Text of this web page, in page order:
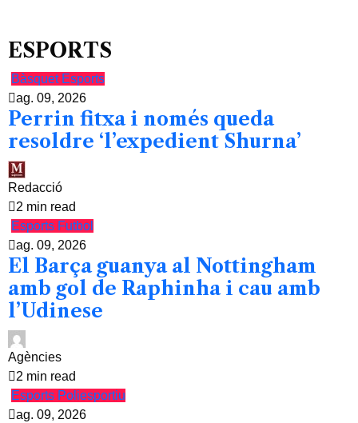
ESPORTS
Bàsquet Esports
ag. 09, 2026
Perrin fitxa i només queda
resoldre ‘l’expedient Shurna’
Redacció
2 min read
Esports Futbol
ag. 09, 2026
El Barça guanya al Nottingham
amb gol de Raphinha i cau amb
l’Udinese
Agències
2 min read
Esports Poliesportiu
ag. 09, 2026